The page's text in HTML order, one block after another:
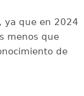
ya que en 2024
menos que
de